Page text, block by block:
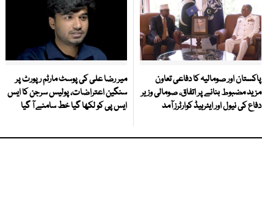
پاکستان اور صومالیہ کا دفاعی تعاون
مزید مضبوط بنانے پر اتفاق، صومالی وزیر
دفاع کی نیول اور ایئرہیڈ کوارٹرز آمد
میر رضا علی کی پوسٹ مارٹم رپورٹ پر
سنگین اعتراضات، پولیس سرجن کا ایس
ایس پی کو لکھا گیا خط سامنے آ گیا